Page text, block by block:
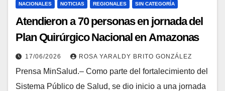
NACIONALES NOTICIAS REGIONALES SIN CATEGORÍA
Atendieron a 70 personas en jornada del
Plan Quirúrgico Nacional en Amazonas
17/06/2026 ROSA YARALDY BRITO GONZÁLEZ
Prensa MinSalud.– Como parte del fortalecimiento del
Sistema Público de Salud, se dio inicio a una jornada